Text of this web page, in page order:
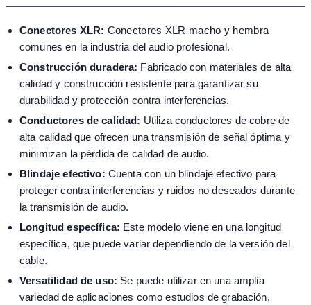
Conectores XLR: Conectores XLR macho y hembra
comunes en la industria del audio profesional.
Construcción duradera: Fabricado con materiales de alta
calidad y construcción resistente para garantizar su
durabilidad y protección contra interferencias.
Conductores de calidad: Utiliza conductores de cobre de
alta calidad que ofrecen una transmisión de señal óptima y
minimizan la pérdida de calidad de audio.
Blindaje efectivo: Cuenta con un blindaje efectivo para
proteger contra interferencias y ruidos no deseados durante
la transmisión de audio.
Longitud específica: Este modelo viene en una longitud
específica, que puede variar dependiendo de la versión del
cable.
Versatilidad de uso: Se puede utilizar en una amplia
variedad de aplicaciones como estudios de grabación,